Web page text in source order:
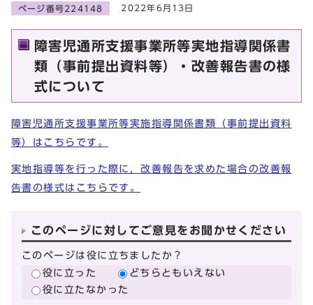
ページ番号224148 2022年6月13日
障害児通所支援事業所等実地指導関係書
類（事前提出資料等）・改善報告書の様
式について
障害児通所支援事業所等実施指導関係書類（事前提出資料
等）はこちらです。
実地指導等を行った際に，改善報告を求めた場合の改善報
告書の様式はこちらです。
このページに対してご意見をお聞かせください
このページは役に立ちましたか？
役に立った
どちらともいえない
役に立たなかった